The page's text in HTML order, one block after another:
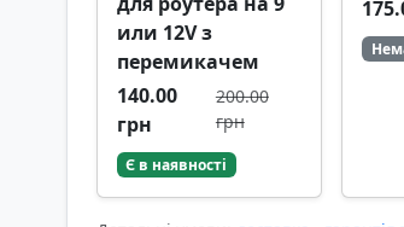
или 12V з
перемикачем
140.00
грн
200.00
грн
Є в наявності